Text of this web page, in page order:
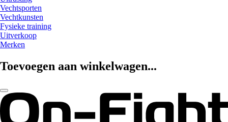
Vechtsporten
Vechtkunsten
Fysieke training
Uitverkoop
Merken
Toevoegen aan winkelwagen...